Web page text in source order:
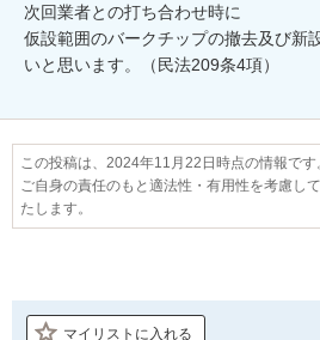
次回業者との打ち合わせ時に
仮設範囲のバークチップの撤去及び新
いと思います。（民法209条4項）
この投稿は、2024年11月22日時点の情報です
ご自身の責任のもと適法性・有用性を考慮し
たします。
マイリストに入れる